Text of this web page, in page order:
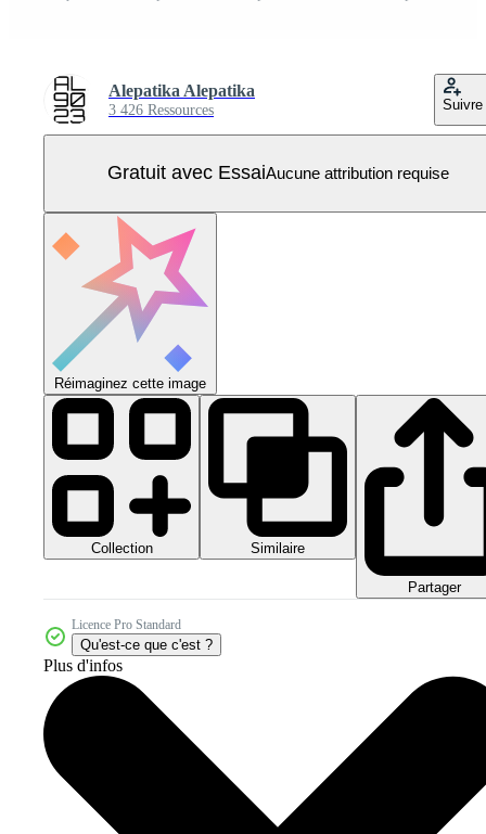
Alepatika Alepatika
3 426 Ressources Suivre
Gratuit avec EssaiAucune attribution requise
Réimaginez cette image
Collection Similaire
Partager
Licence Pro Standard
Qu'est-ce que c'est ?
Plus d'infos